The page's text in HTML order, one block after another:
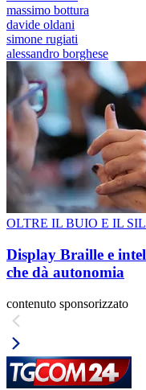
massimo bottura
davide oldani
simone rugiati
alessandro borghese
OLTRE IL BUIO E IL
Display Braille e
che dà autonomia
contenuto sponsorizzato